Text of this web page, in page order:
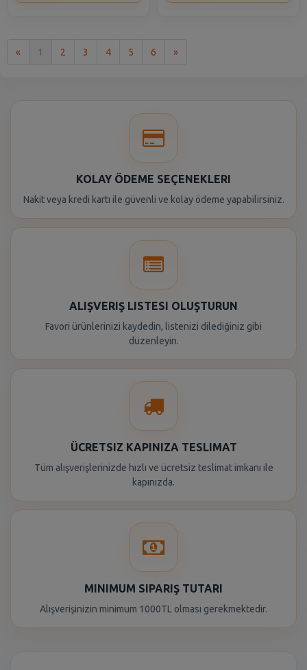
« 1 2 3 4 5 6 »Son
KOLAY ÖDEME SEÇENEKLERI
Nakit veya kredi kartı ile güvenli ve kolay ödeme yapabilirsiniz.
ALIŞVERIŞ LISTESI OLUŞTURUN
Favori ürünlerinizi kaydedin, listenizi dilediğiniz gibi
düzenleyin.
ÜCRETSIZ KAPINIZA TESLIMAT
Tüm alışverişlerinizde hızlı ve ücretsiz teslimat imkanı ile
kapınızda.
MINIMUM SIPARIŞ TUTARI
Alışverişinizin minimum 1000TL olması gerekmektedir.